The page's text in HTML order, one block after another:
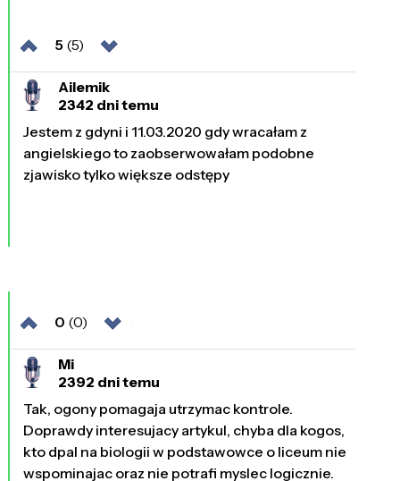
5 (5)
Ailemik
2342 dni temu
Jestem z gdyni i 11.03.2020 gdy wracałam z
angielskiego to zaobserwowałam podobne
zjawisko tylko większe odstępy
0 (0)
Mi
2392 dni temu
Tak, ogony pomagaja utrzymac kontrole.
Doprawdy interesujacy artykul, chyba dla kogos,
kto dpal na biologii w podstawowce o liceum nie
wspominajac oraz nie potrafi myslec logicznie.